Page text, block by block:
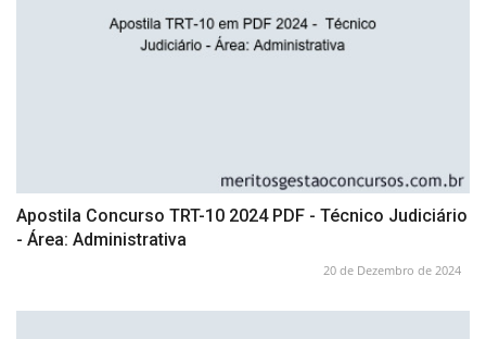
Apostila Concurso TRT-10 2024 PDF - Técnico Judiciário
- Área: Administrativa
20 de Dezembro de 2024